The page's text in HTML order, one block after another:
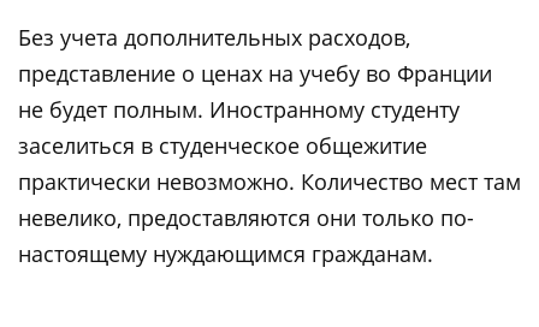
Без учета дополнительных расходов,
представление о ценах на учебу во Франции
не будет полным. Иностранному студенту
заселиться в студенческое общежитие
практически невозможно. Количество мест там
невелико, предоставляются они только по-
настоящему нуждающимся гражданам.